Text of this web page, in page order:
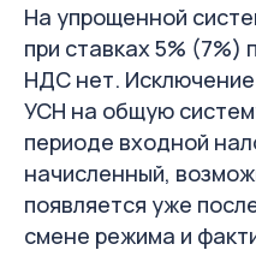
На упрощенной
при ставках 5%
НДС нет.
УСН на общую
периоде входной
начисленный,
появляется уже
смене режима и